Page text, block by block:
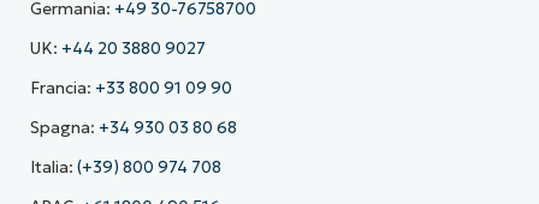
Germania: +49 30-76758700
UK: +44 20 3880 9027
Francia: +33 800 91 09 90
Spagna: +34 930 03 80 68
Italia: (+39) 800 974 708